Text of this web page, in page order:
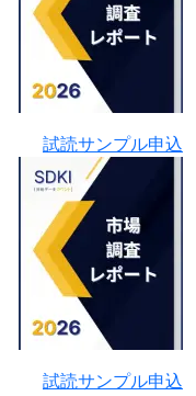
試読サンプル申込
試読サンプル申込